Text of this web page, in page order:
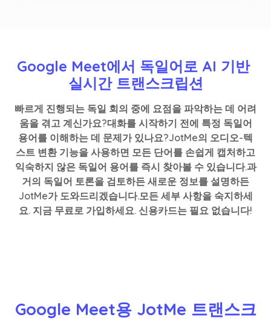
Google Meet에서 독일어로 AI 기반
실시간 트랜스크립션
빠르게 진행되는 독일 회의 중에 요점을 파악하는 데 어려
움을 겪고 계신가요?대화를 시작하기 전에 특정 독일어
용어를 이해하는 데 문제가 있나요?JotMe의 오디오-텍
스트 변환 기능을 사용하면 모든 단어를 손쉽게 캡처하고
익숙하지 않은 독일어 용어를 즉시 찾아볼 수 있습니다.과
거의 독일어 토론을 검토하든 새로운 정보를 설명하든
JotMe가 도와드리겠습니다.모든 세부 사항을 숙지하세
요. 지금 무료로 가입하세요. 신용카드는 필요 없습니다!
Google Meet용 JotMe 트랜스크